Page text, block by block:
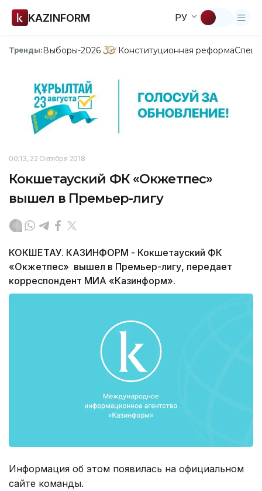
KAZINFORM РУ
Тренды:Выборы-2026 Конституционная реформа
00:13, 22 Октября 2018
Кокшетауский ФК «Окжетпес»
вышел в Премьер-лигу
КОКШЕТАУ. КАЗИНФОРМ - Кокшетауский ФК
«Окжетпес» вышел в Премьер-лигу, передает
корреспондент МИА «Казинформ».
Информация об этом появилась на официальном
сайте команды.